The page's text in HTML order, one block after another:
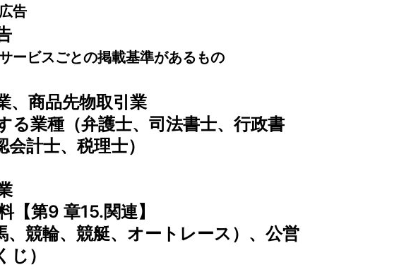
告
ービスごとの掲載基準があるもの
、商品先物取引業
る業種（弁護士、司法書士、行政書
計士、税理士）
【第9 章15.関連】
、競輪、競艇、オートレース）、公営
）